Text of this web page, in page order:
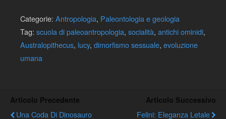
Categorie: Antropologia, Paleontologia e geologia
Tag: scuola di paleoantropologia, socialità, antichi ominidi,
Australopithecus, lucy, dimorfismo sessuale, evoluzione
umana
Articolo Precedente
Una Coda Di Dinosauro
Articolo Successivo
Felini: Eleganza Letale